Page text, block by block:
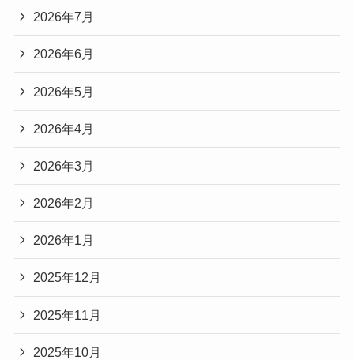
2026年7月
2026年6月
2026年5月
2026年4月
2026年3月
2026年2月
2026年1月
2025年12月
2025年11月
2025年10月